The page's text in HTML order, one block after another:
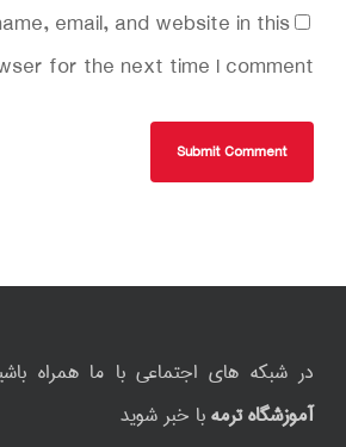
email, and website in this
for the next time I comment.
در شبکه های اجتماعی با ما همراه
آموزشگاه ترمهبا خبر شوید